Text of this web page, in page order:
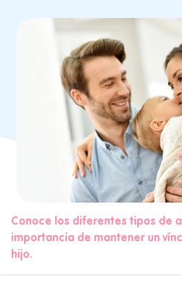
Conoce los diferentes tipos de
importancia de mantener un
hijo.